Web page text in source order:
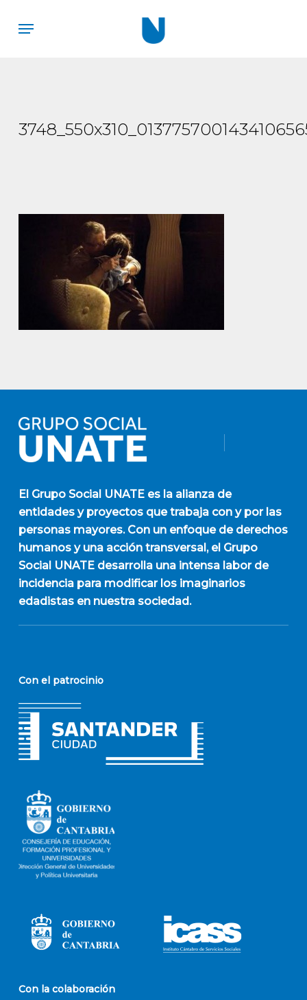
Menu
El Grupo Social UNATEes la alianza de
entidades y proyectos que trabaja con y por las
personas mayores. Con un enfoque de derechos
humanos y una acción transversal, el Grupo
Social UNATE desarrolla una intensa labor de
incidencia para modificar los imaginarios
edadistas en nuestra sociedad.
Con el patrocinio
Con la colaboración